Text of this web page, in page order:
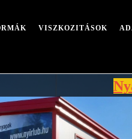
VISZKOZITÁSOK
Nyári